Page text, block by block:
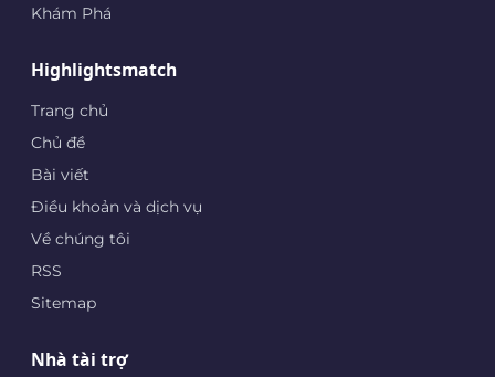
Khám Phá
Highlightsmatch
Trang chủ
Chủ đề
Bài viết
Điều khoản và dịch vụ
Về chúng tôi
RSS
Sitemap
Nhà tài trợ